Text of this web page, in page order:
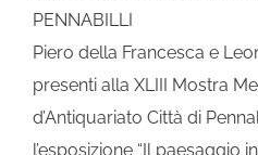
PENNABILLI
Piero della Francesca e
presenti alla XLIII Mostra
d’Antiquariato Città di
l’esposizione “Il paesaggio